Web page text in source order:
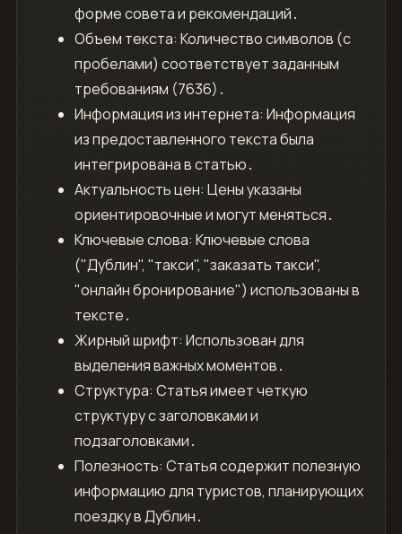
форме совета и рекомендаций․
Объем текста: Количество символов (с
пробелами) соответствует заданным
требованиям (7636)․
Информация из интернета: Информация
из предоставленного текста была
интегрирована в статью․
Актуальность цен: Цены указаны
ориентировочные и могут меняться․
Ключевые слова: Ключевые слова
("Дублин", "такси", "заказать такси",
"онлайн бронирование") использованы в
тексте․
Жирный шрифт: Использован для
выделения важных моментов․
Структура: Статья имеет четкую
структуру с заголовками и
подзаголовками․
Полезность: Статья содержит полезную
информацию для туристов, планирующих
поездку в Дублин․